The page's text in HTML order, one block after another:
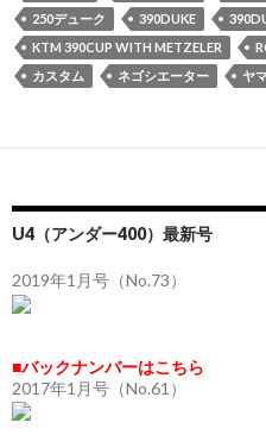
250デューク
390DUKE
KTM 390CUP WITH METZELER
カスタム
ネゴシエーター ヤ
U4（アンダー400）最新号
2019年1月号（No.73）
■バックナンバーはこちら
2017年1月号（No.61）